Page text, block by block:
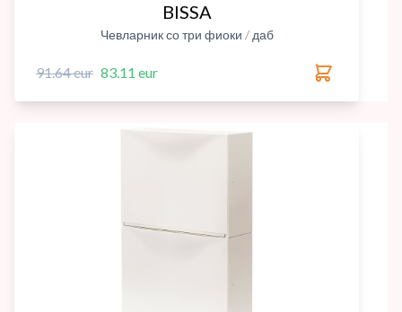
BISSA
Чевларник со три фиоки / даб
91.64 eur 83.11 eur